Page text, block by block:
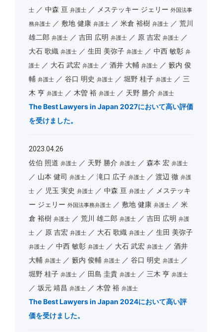
士
中森 亘 弁護士 メステッキー ジェリー 外国法事
務弁護士
敷地 健康 弁護士 米倉 裕樹 弁護士
荒川
雄二郎 弁護士 吉田 広明 弁護士 原 吉宏 弁護士
大石 歌織 弁護士 生田 美弥子 弁護士 中西 敏彰 弁
護士
大石 武宏 弁護士 酒井 大輔 弁護士
籔内 俊
輔 弁護士 谷口 明史 弁護士 堀野 桂子 弁護士
三
木 亨 弁護士 木曽 裕 弁護士 天野 勝介 弁護士
The Best Lawyers in Japan 2027において高い評価
を受けました。
2023.04.26
佐伯 照道 弁護士 天野 勝介 弁護士 森本 宏 弁護士
山本 健司 弁護士 滝口 広子 弁護士 渡辺 徹 弁護
士
児玉 実史 弁護士 中森 亘 弁護士
メステッキ
ー ジェリー 外国法事務弁護士 敷地 健康 弁護士
米
倉 裕樹 弁護士 荒川 雄二郎 弁護士 吉田 広明 弁護
士
原 吉宏 弁護士 大石 歌織 弁護士 生田 美弥子
弁護士 中西 敏彰 弁護士 大石 武宏 弁護士
酒井
大輔 弁護士 籔内 俊輔 弁護士 谷口 明史 弁護士
堀野 桂子 弁護士 田島 圭貴 弁護士 三木 亨 弁護士
坂元 靖昌 弁護士 木曽 裕 弁護士
The Best Lawyers in Japan 2024において高い評
価を受けました。